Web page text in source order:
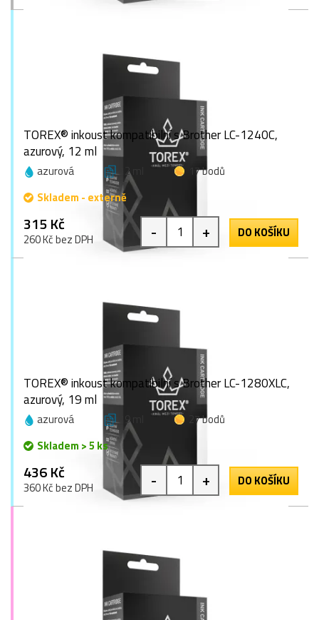
TOREX® inkoust kompatibilní s Brother LC-1240C,
azurový, 12 ml
azurová 12 ml
17 bodů
Skladem - externě
315 Kč
260 Kč bez DPH - + DO KOŠÍKU
TOREX® inkoust kompatibilní s Brother LC-1280XLC,
azurový, 19 ml
azurová 19 ml
27 bodů
Skladem > 5 ks
436 Kč
360 Kč bez DPH - + DO KOŠÍKU